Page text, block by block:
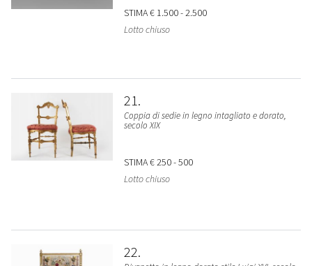
STIMA€ 1.500 - 2.500
Lotto chiuso
21
Coppia di sedie in legno intagliato e dorato,
secolo XIX
STIMA€ 250 - 500
Lotto chiuso
22